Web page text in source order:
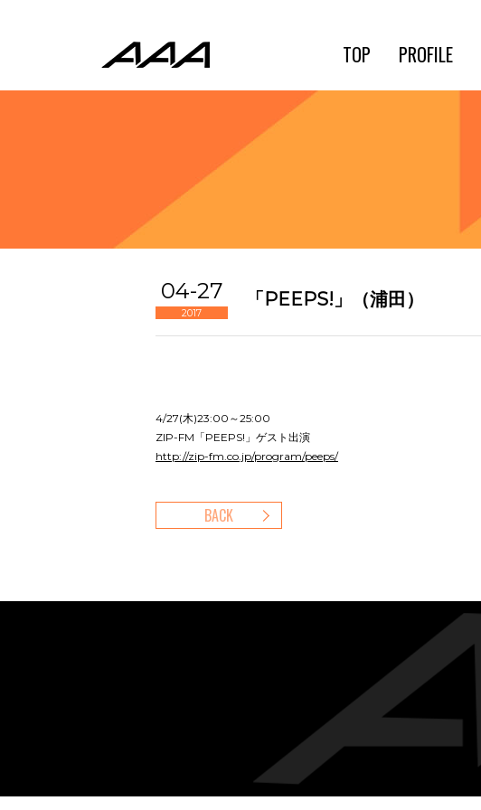
TOP PROFILE
04-27
2017
「PEEPS!」（浦田）
4/27(木)23:00～25:00
ZIP-FM「PEEPS!」ゲスト出演
http://zip-fm.co.jp/program/peeps/
BACK